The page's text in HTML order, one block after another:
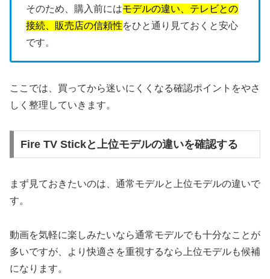
そのため、購入前にはモデルの違い、テレビとの
接続、販売店の信頼性をひと通り見ておくと安心
です。
ここでは、買ってから迷いにくくなる確認ポイントをやさ
しく整理していきます。
Fire TV Stickと上位モデルの違いを確認する
まず見ておきたいのは、通常モデルと上位モデルの違いで
す。
動画を気軽に楽しみたいなら通常モデルでも十分なことが
多いですが、より快適さを重視するなら上位モデルも候補
になります。